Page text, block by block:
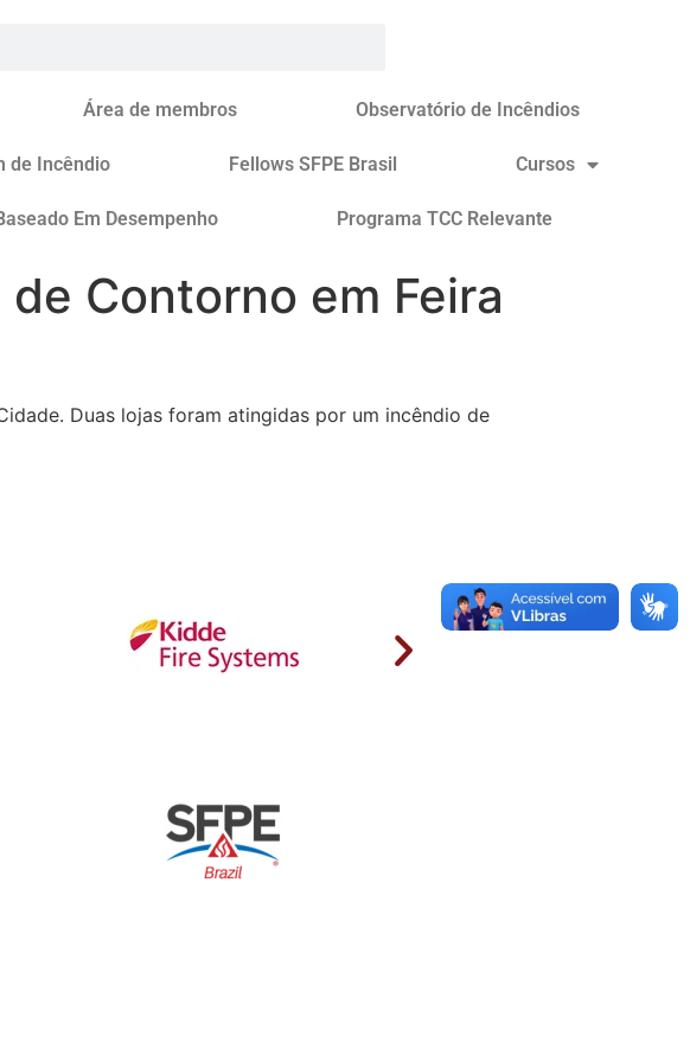
Área de membros Observatório de Incêndios
de Incêndio Fellows SFPE Brasil Cursos
Em Desempenho Programa TCC Relevante
Contorno em Feira
Duas lojas foram atingidas por um incêndio de